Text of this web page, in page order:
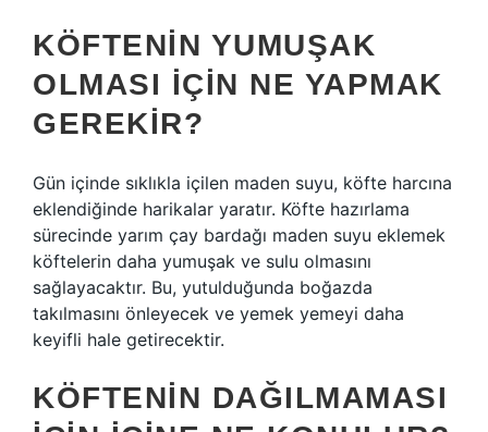
KÖFTENIN YUMUŞAK
OLMASI IÇIN NE YAPMAK
GEREKIR?
Gün içinde sıklıkla içilen maden suyu, köfte harcına
eklendiğinde harikalar yaratır. Köfte hazırlama
sürecinde yarım çay bardağı maden suyu eklemek
köftelerin daha yumuşak ve sulu olmasını
sağlayacaktır. Bu, yutulduğunda boğazda
takılmasını önleyecek ve yemek yemeyi daha
keyifli hale getirecektir.
KÖFTENIN DAĞILMAMASI